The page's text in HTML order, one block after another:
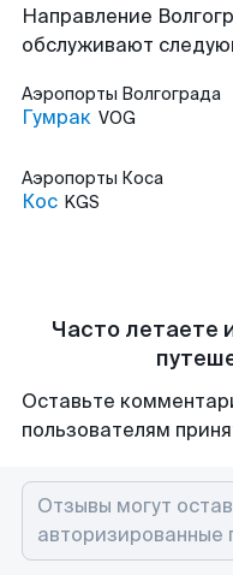
Направление
обслуживают
Аэропорты Волгограда
Гумрак VOG
Аэропорты Коса
Кос KGS
Часто летаете
Оставьте
пользователям